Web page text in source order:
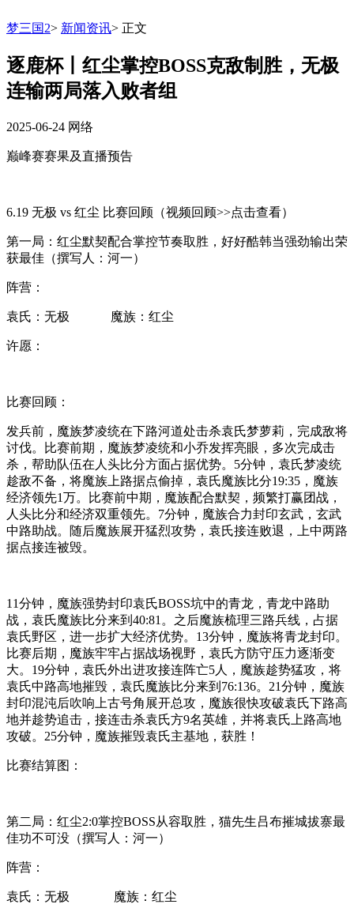
梦三国2> 新闻资讯> 正文
逐鹿杯丨红尘掌控BOSS克敌制胜，无极
连输两局落入败者组
2025-06-24 网络
巅峰赛赛果及直播预告
6.19 无极 vs 红尘 比赛回顾（视频回顾>>点击查看）
第一局：红尘默契配合掌控节奏取胜，好好酷韩当强劲输出荣
获最佳（撰写人：河一）
阵营：
袁氏：无极 魔族：红尘
许愿：
比赛回顾：
发兵前，魔族梦凌统在下路河道处击杀袁氏梦萝莉，完成敌将
讨伐。比赛前期，魔族梦凌统和小乔发挥亮眼，多次完成击
杀，帮助队伍在人头比分方面占据优势。5分钟，袁氏梦凌统
趁敌不备，将魔族上路据点偷掉，袁氏魔族比分19:35，魔族
经济领先1万。比赛前中期，魔族配合默契，频繁打赢团战，
人头比分和经济双重领先。7分钟，魔族合力封印玄武，玄武
中路助战。随后魔族展开猛烈攻势，袁氏接连败退，上中两路
据点接连被毁。
11分钟，魔族强势封印袁氏BOSS坑中的青龙，青龙中路助
战，袁氏魔族比分来到40:81。之后魔族梳理三路兵线，占据
袁氏野区，进一步扩大经济优势。13分钟，魔族将青龙封印。
比赛后期，魔族牢牢占据战场视野，袁氏方防守压力逐渐变
大。19分钟，袁氏外出进攻接连阵亡5人，魔族趁势猛攻，将
袁氏中路高地摧毁，袁氏魔族比分来到76:136。21分钟，魔族
封印混沌后吹响上古号角展开总攻，魔族很快攻破袁氏下路高
地并趁势追击，接连击杀袁氏方9名英雄，并将袁氏上路高地
攻破。25分钟，魔族摧毁袁氏主基地，获胜！
比赛结算图：
第二局：红尘2:0掌控BOSS从容取胜，猫先生吕布摧城拔寨最
佳功不可没（撰写人：河一）
阵营：
袁氏：无极 魔族：红尘